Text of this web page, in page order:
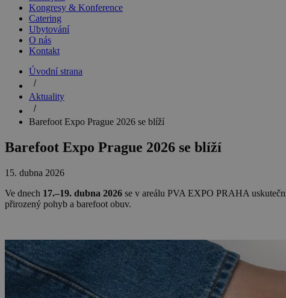
Kongresy & Konference
Catering
Ubytování
O nás
Kontakt
Úvodní strana
Aktuality
Barefoot Expo Prague 2026 se blíží
Barefoot Expo Prague 2026 se blíží
15. dubna 2026
Ve dnech 17.–19. dubna 2026 se v areálu PVA EXPO PRAHA
přirozený pohyb a barefoot obuv.